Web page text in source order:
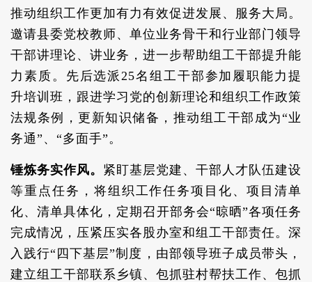
推动组织工作更加有力有效促进发展、服务大局。
邀请县委党校教师、单位业务骨干和行业部门领导
干部讲理论、讲业务，进一步帮助组工干部提升能
力素质。先后选派25名组工干部参加履职能力提
升培训班，跟进学习党的创新理论和组织工作政策
法规条例，更新知识储备，推动组工干部成为“业
务通”、“多面手”。
锤炼务实作风。 紧盯基层党建、干部人才队伍建设
等重点任务，将组织工作任务项目化、项目清单
化、清单具体化，定期召开部务会“晾晒”各项任务
完成情况，压紧压实各股办室和组工干部责任。深
入践行“四下基层”制度，由部领导班子成员带头，
建立组工干部联系乡镇、包抓驻村帮扶工作、包抓